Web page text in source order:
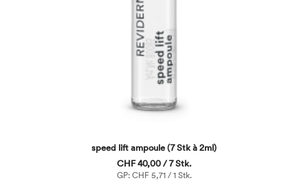
speed lift ampoule (7 Stk à 2ml)
CHF 40,00 / 7 Stk.
GP: CHF 5,71 / 1 Stk.